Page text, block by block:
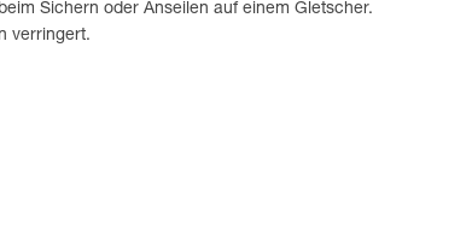
Sichern oder Anseilen auf einem Gletscher.
verringert.